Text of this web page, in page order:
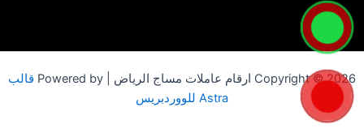
Copyright © 2026 ارقام عاملات مساج الرياض | Powered by
قالب
Astra للووردبريس